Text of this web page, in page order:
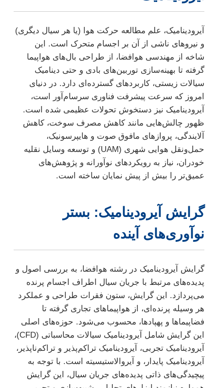
آیرودینامیک، علم مطالعه حرکت هوا (یا هر سیال دیگری)
و نیروهای ناشی از آن بر اجسام متحرک است. این
شاخه از مهندسی هوافضا، از طراحی بال‌های هواپیما
گرفته تا بهینه‌سازی توربین‌های بادی و حتی دینامیک
سیالات زیستی، کاربردهای گسترده‌ای دارد. در دنیای
امروز که سرعت پیشرفت فناوری سرسام‌آور است،
آیرودینامیک نیز دستخوش تحولات عظیمی شده است.
ظهور چالش‌هایی مانند کاهش مصرف سوخت، کاهش
آلایندگی، پروازهای مافوق صوت و هایپرسونیک،
حمل‌ونقل هوایی شهری (UAM) و توسعه وسایل نقلیه
خودران، نیاز به رویکردهای نوآورانه و پژوهش‌های
عمیق‌تر را بیش از پیش نمایان ساخته است.
گرایش آیرودینامیک: بستر
نوآوری‌های آینده
گرایش آیرودینامیک در رشته هوافضا، به بررسی اصول و
پدیده‌های مرتبط با جریان سیال اطراف اجسام پرنده
می‌پردازد. این گرایش، ستون فقرات طراحی و عملکرد
هر وسیله پرنده‌ای، از هواپیماهای تجاری گرفته تا
فضاپیماها و پهپادها، محسوب می‌شود. حوزه‌های اصلی
این گرایش شامل آیرودینامیک سیالات محاسباتی (CFD)،
آیرودینامیک تجربی، آیرودینامیک تراکم‌پذیر و تراکم‌ناپذیر،
آیرودینامیک پایدار، و آیروالاستیسیته است. با توجه به
پیچیدگی‌های ذاتی پدیده‌های جریان سیال، این گرایش